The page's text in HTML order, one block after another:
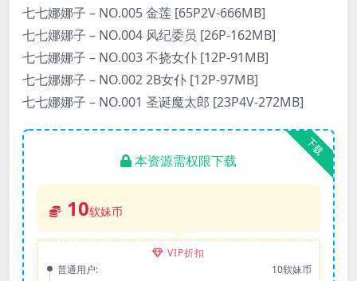
七七娜娜子 – NO.005 金莲 [65P2V-666MB]
七七娜娜子 – NO.004 风纪委员 [26P-162MB]
七七娜娜子 – NO.003 不挠女仆 [12P-91MB]
七七娜娜子 – NO.002 2B女仆 [12P-97MB]
七七娜娜子 – NO.001 圣诞魔太郎 [23P4V-272MB]
下载
本资源需权限下载
10软妹币
VIP折扣
普通用户:
10软妹币